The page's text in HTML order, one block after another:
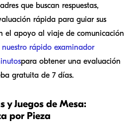
que buscan respuestas,
rápida para guiar sus
el apoyo al viaje de comunicación
nuestro rápido examinador
para obtener una evaluación
gratuita de 7 días.
y Juegos de Mesa:
por Pieza